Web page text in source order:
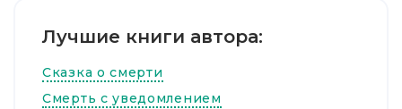
Лучшие книги автора:
Сказка о смерти
Смерть с уведомлением